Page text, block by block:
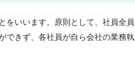
をいいます。原則として、社員全員
できず、各社員が自ら会社の業務執